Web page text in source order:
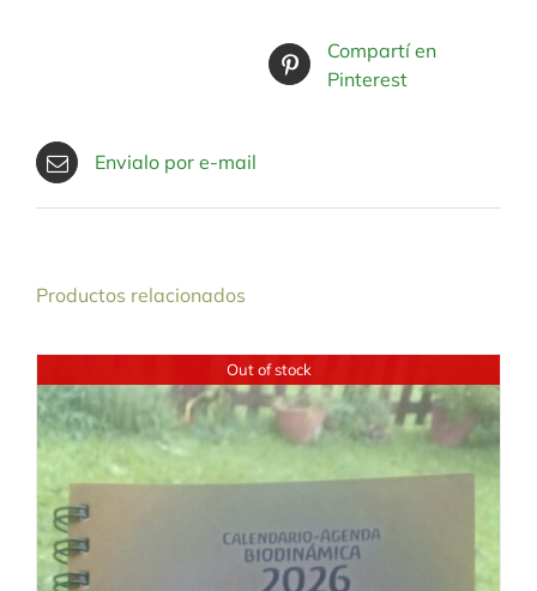
Compartí en
Pinterest
Envialo por e-mail
Productos relacionados
Out of stock